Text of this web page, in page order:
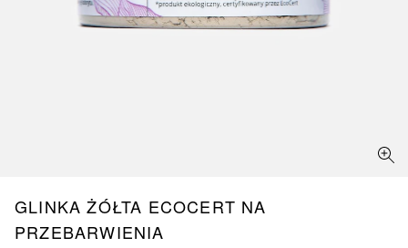
GLINKA ŻÓŁTA ECOCERT NA
PRZEBARWIENIA